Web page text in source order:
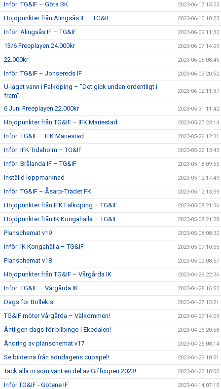
Inför: TG&IF – Göta BK 2023-06-17 15:25
Höjdpunkter från Alingsås IF – TG&IF 2023-06-10 18:23
Inför: Alingsås IF – TG&IF 2023-06-09 11:32
13/6 Freeplayen 24.000kr 2023-06-07 14:09
22.000kr 2023-06-05 08:45
Inför: TG&IF – Jonsereds IF 2023-06-03 20:52
U-laget vann i Falköping – ”Det gick undan ordentligt i
fram”
2023-06-02 11:37
6 Juni Freeplayen 22.000kr 2023-05-31 11:42
Höjdpunkter från TG&IF – IFK Mariestad 2023-05-27 23:14
Inför: TG&IF – IFK Mariestad 2023-05-26 12:31
Inför: IFK Tidaholm – TG&IF 2023-05-22 13:43
Inför: Brålanda IF – TG&IF 2023-05-18 09:55
Inställd loppmarknad 2023-05-12 17:49
Inför: TG&IF – Åsarp-Trädet FK 2023-05-12 13:59
Höjdpunkter från IFK Falköping – TG&IF 2023-05-08 21:36
Höjdpunkter från IK Kongahälla – TG&IF 2023-05-08 21:28
Planschemat v19 2023-05-08 08:32
Inför: IK Kongahälla – TG&IF 2023-05-07 10:55
Planschemat v18 2023-05-02 08:57
Höjdpunkter från TG&IF – Vårgårda IK 2023-04-29 22:36
Inför: TG&IF – Vårgårda IK 2023-04-28 16:52
Dags för Bollekis! 2023-04-27 15:21
TG&IF möter Vårgårda – Välkommen! 2023-04-27 14:09
Äntligen dags för bilbingo i Ekedalen! 2023-04-26 20:58
Ändring av planschemat v17 2023-04-26 08:14
Se bilderna från söndagens cupspel! 2023-04-23 18:51
Tack alla ni som varit en del av Giffcupen 2023! 2023-04-23 18:00
Inför TG&IF - Götene IF 2023-04-14 07:15